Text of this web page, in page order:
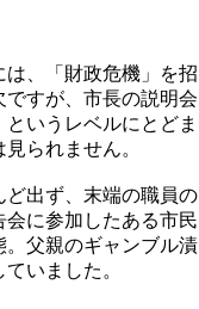
、「財政危機」を招
すが、市長の説明会
いうレベルにとどま
られません。
ど出ず、末端の職員の
に参加したある市民
父親のギャンブル漬
いました。